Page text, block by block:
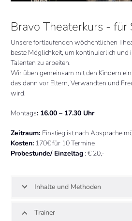
Bravo Theaterkurs - für
Unsere fortlaufenden wöchentlichen
beste Möglichkeit, um kontinuierlich und
Talenten zu arbeiten.
Wir üben gemeinsam mit den Kindern
das dann vor Eltern, Verwandten und
wird.
Montags: 16.00 – 17.30 Uhr
Zeitraum: Einstieg ist nach Absprache
Kosten: 170€ für 10 Termine
Probestunde/ Einzeltag : € 20,-
Inhalte und Methoden
Trainer